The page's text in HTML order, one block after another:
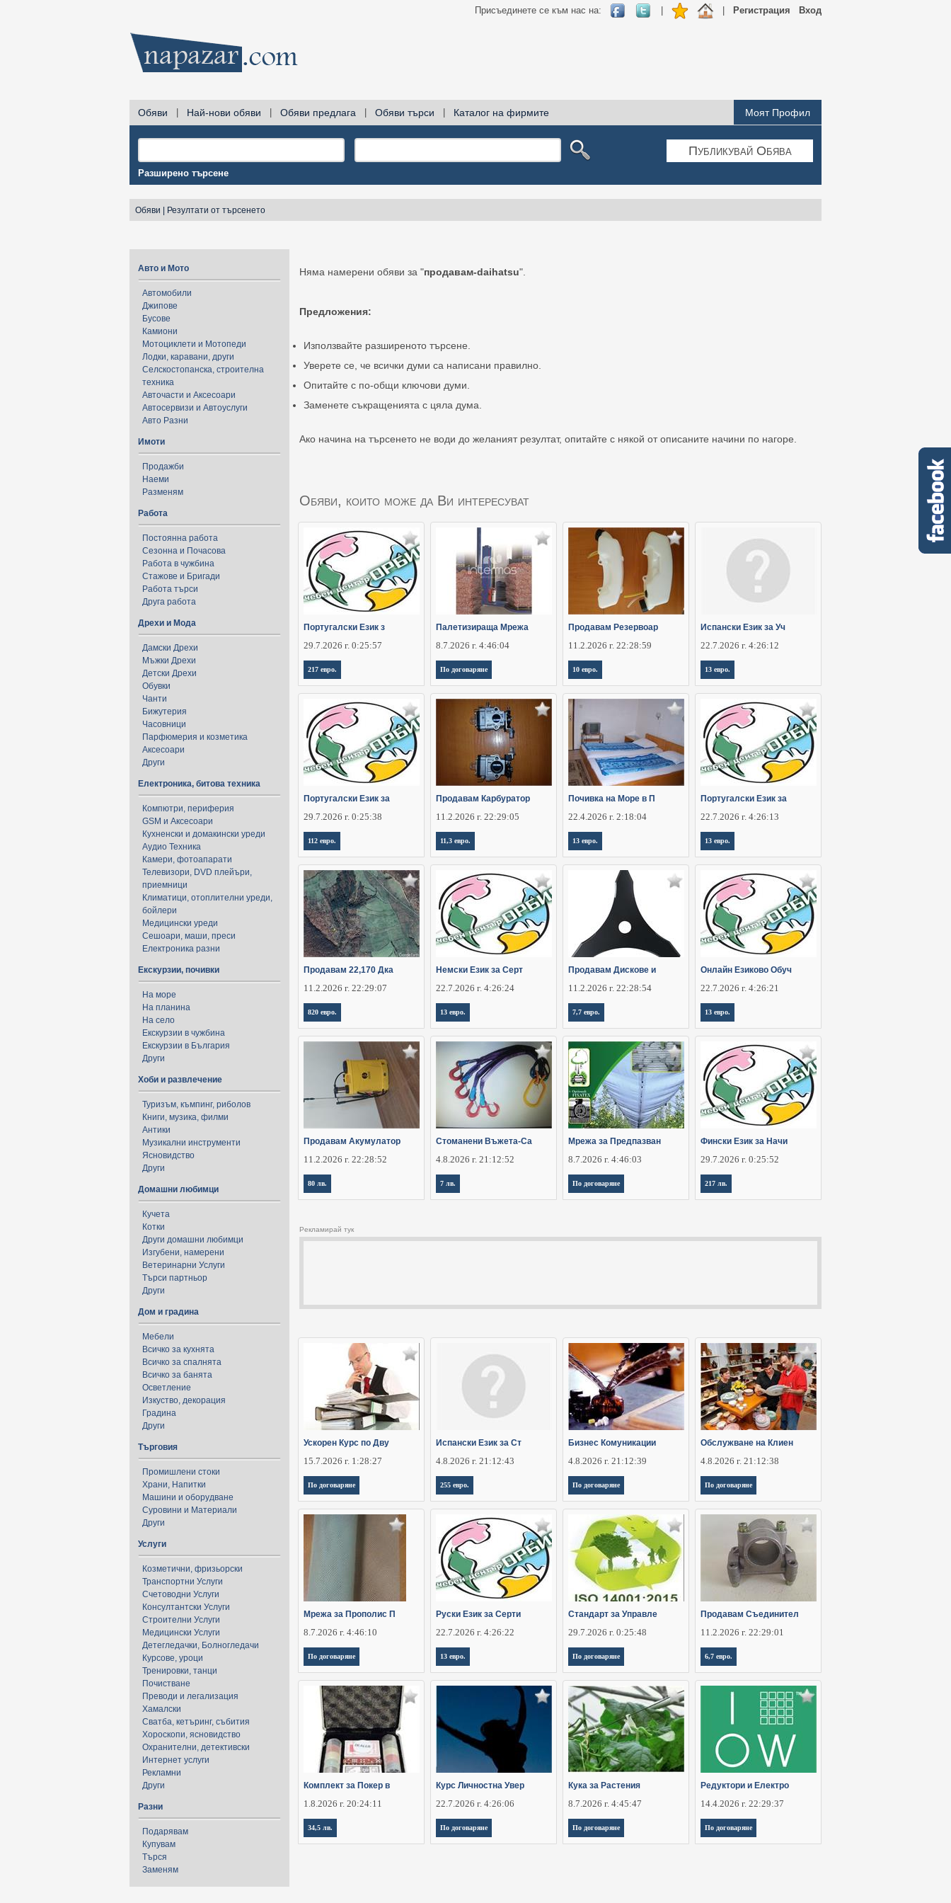
Вход
Регистрация
Присъединете се към нас на:
Обяви Най-нови обяви Обяви предлага Обяви търси Каталог на фирмите Моят Профил
Публикувай Обява
Разширено търсене
Обяви Резултати от търсенето
Авто и Мото
Автомобили
Джипове
Бусове
Камиони
Мотоциклети и Мотопеди
Лодки, каравани, други
Селскостопанска, строителна
техника
Авточасти и Аксесоари
Автосервизи и Автоуслуги
Авто Разни
Имоти
Продажби
Наеми
Разменям
Работа
Постоянна работа
Сезонна и Почасова
Работа в чужбина
Стажове и Бригади
Работа търси
Друга работа
Дрехи и Мода
Дамски Дрехи
Мъжки Дрехи
Детски Дрехи
Обувки
Чанти
Бижутерия
Часовници
Парфюмерия и козметика
Аксесоари
Други
Електроника, битова техника
Компютри, периферия
GSM и Аксесоари
Кухненски и домакински уреди
Аудио Техника
Камери, фотоапарати
Телевизори, DVD плейъри,
приемници
Климатици, отоплителни уреди,
бойлери
Медицински уреди
Сешоари, маши, преси
Електроника разни
Екскурзии, почивки
На море
На планина
На село
Екскурзии в чужбина
Екскурзии в България
Други
Хоби и развлечение
Туризъм, къмпинг, риболов
Книги, музика, филми
Антики
Музикални инструменти
Ясновидство
Други
Домашни любимци
Кучета
Котки
Други домашни любимци
Изгубени, намерени
Ветеринарни Услуги
Търси партньор
Други
Дом и градина
Мебели
Всичко за кухнята
Всичко за спалнята
Всичко за банята
Осветление
Изкуство, декорация
Градина
Други
Търговия
Промишлени стоки
Храни, Напитки
Машини и оборудване
Суровини и Материали
Други
Услуги
Козметични, фризьорски
Транспортни Услуги
Счетоводни Услуги
Консултантски Услуги
Строителни Услуги
Медицински Услуги
Детегледачки, Болногледачи
Курсове, уроци
Тренировки, танци
Почистване
Преводи и легализация
Хамалски
Сватба, кетъринг, събития
Хороскопи, ясновидство
Охранителни, детективски
Интернет услуги
Рекламни
Други
Разни
Подарявам
Купувам
Търся
Заменям
Няма намерени обяви за "продавам-daihatsu".
Предложения:
Използвайте разширеното търсене.
Уверете се, че всички думи са написани правилно.
Опитайте с по-общи ключови думи.
Заменете съкращенията с цяла дума.
Ако начина на търсенето не води до желаният резултат, опитайте с някой от описаните начини по нагоре.
Обяви, които може да Ви интересуват
Португалски Език з
29.7.2026 г. 0:25:57
217 евро.
Палетизираща Мрежа
8.7.2026 г. 4:46:04
По договаряне
Продавам Резервоар
11.2.2026 г. 22:28:59
10 евро.
Испански Език за Уч
22.7.2026 г. 4:26:12
13 евро.
Португалски Език за
29.7.2026 г. 0:25:38
112 евро.
Продавам Карбуратор
11.2.2026 г. 22:29:05
11,3 евро.
Почивка на Море в П
22.4.2026 г. 2:18:04
13 евро.
Португалски Език за
22.7.2026 г. 4:26:13
13 евро.
Продавам 22,170 Дка
11.2.2026 г. 22:29:07
820 евро.
Немски Език за Серт
22.7.2026 г. 4:26:24
13 евро.
Продавам Дискове и
11.2.2026 г. 22:28:54
7,7 евро.
Онлайн Езиково Обуч
22.7.2026 г. 4:26:21
13 евро.
Продавам Акумулатор
11.2.2026 г. 22:28:52
80 лв.
Стоманени Въжета-Са
4.8.2026 г. 21:12:52
7 лв.
Мрежа за Предпазван
8.7.2026 г. 4:46:03
По договаряне
Фински Език за Начи
29.7.2026 г. 0:25:52
217 лв.
Рекламирай тук
Ускорен Курс по Дву
15.7.2026 г. 1:28:27
По договаряне
Испански Език за Ст
4.8.2026 г. 21:12:43
255 евро.
Бизнес Комуникации
4.8.2026 г. 21:12:39
По договаряне
Обслужване на Клиен
4.8.2026 г. 21:12:38
По договаряне
Мрежа за Прополис П
8.7.2026 г. 4:46:10
По договаряне
Руски Език за Серти
22.7.2026 г. 4:26:22
13 евро.
Стандарт за Управле
29.7.2026 г. 0:25:48
По договаряне
Продавам Съединител
11.2.2026 г. 22:29:01
6,7 евро.
Комплект за Покер в
1.8.2026 г. 20:24:11
34,5 лв.
Курс Личностна Увер
22.7.2026 г. 4:26:06
По договаряне
Кука за Растения
8.7.2026 г. 4:45:47
По договаряне
Редуктори и Електро
14.4.2026 г. 22:29:37
По договаряне